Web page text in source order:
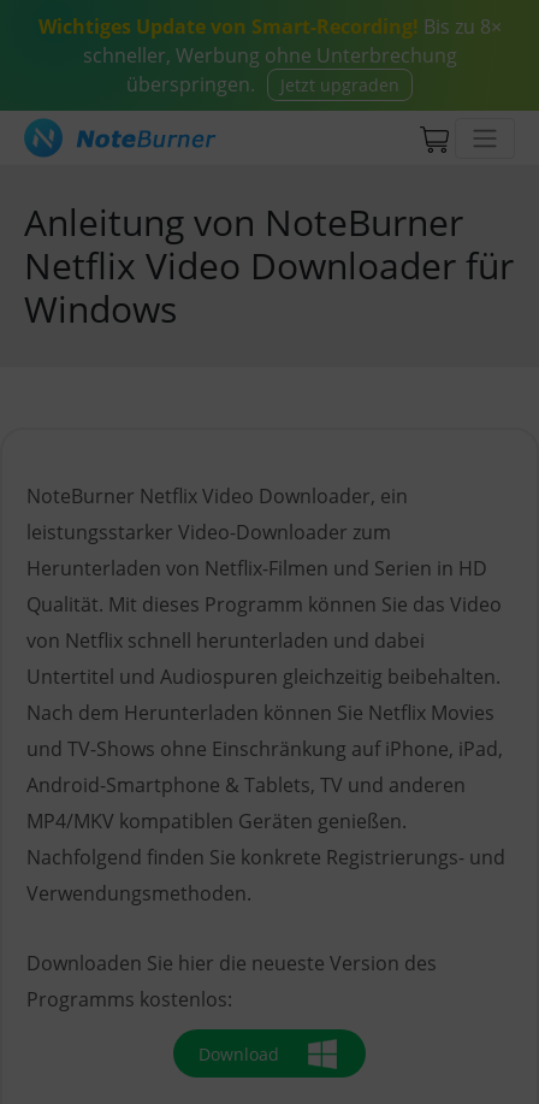
Wichtiges Update von Smart-Recording! Bis zu 8×
schneller, Werbung ohne Unterbrechung
überspringen.
Jetzt upgraden
Anleitung von NoteBurner
Netflix Video Downloader für
Windows
NoteBurner Netflix Video Downloader, ein
leistungsstarker Video-Downloader zum
Herunterladen von Netflix-Filmen und Serien in HD
Qualität. Mit dieses Programm können Sie das Video
von Netflix schnell herunterladen und dabei
Untertitel und Audiospuren gleichzeitig beibehalten.
Nach dem Herunterladen können Sie Netflix Movies
und TV-Shows ohne Einschränkung auf iPhone, iPad,
Android-Smartphone & Tablets, TV und anderen
MP4/MKV kompatiblen Geräten genießen.
Nachfolgend finden Sie konkrete Registrierungs- und
Verwendungsmethoden.
Downloaden Sie hier die neueste Version des
Programms kostenlos:
Download